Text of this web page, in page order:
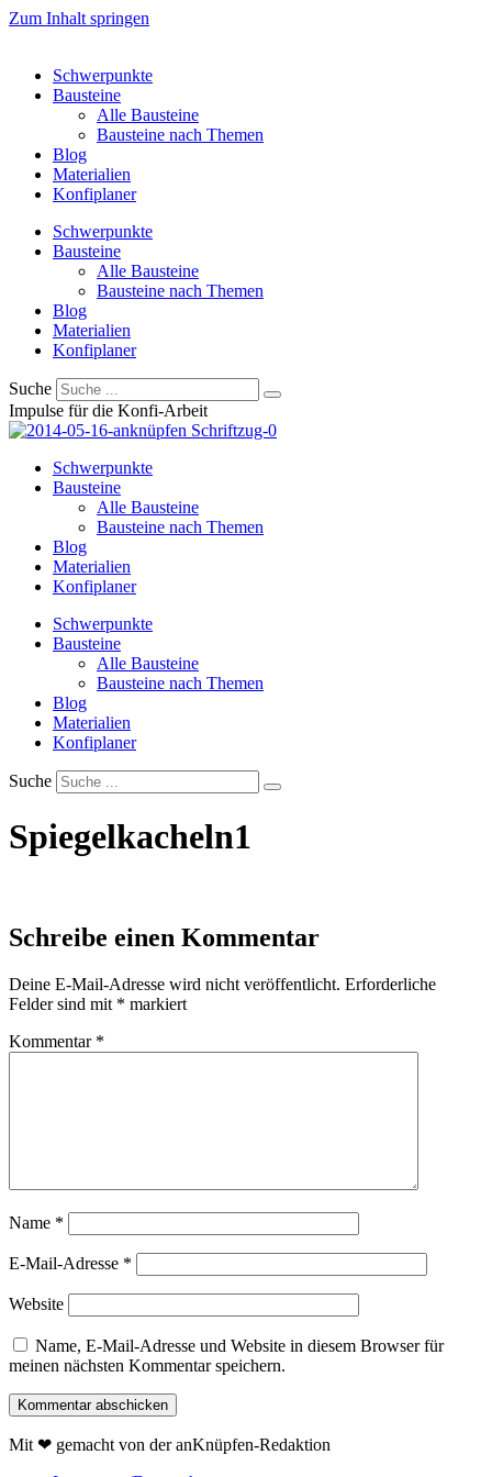
Zum Inhalt springen
Schwerpunkte
Bausteine
Alle Bausteine
Bausteine nach Themen
Blog
Materialien
Konfiplaner
Schwerpunkte
Bausteine
Alle Bausteine
Bausteine nach Themen
Blog
Materialien
Konfiplaner
Suche
Impulse für die Konfi-Arbeit
Schwerpunkte
Bausteine
Alle Bausteine
Bausteine nach Themen
Blog
Materialien
Konfiplaner
Schwerpunkte
Bausteine
Alle Bausteine
Bausteine nach Themen
Blog
Materialien
Konfiplaner
Suche
Spiegelkacheln1
Schreibe einen Kommentar
Deine E-Mail-Adresse wird nicht veröffentlicht. Erforderliche
Felder sind mit * markiert
Kommentar *
Name *
E-Mail-Adresse *
Website
Name, E-Mail-Adresse und Website in diesem Browser für
meinen nächsten Kommentar speichern.
Mit ❤ gemacht von der anKnüpfen-Redaktion